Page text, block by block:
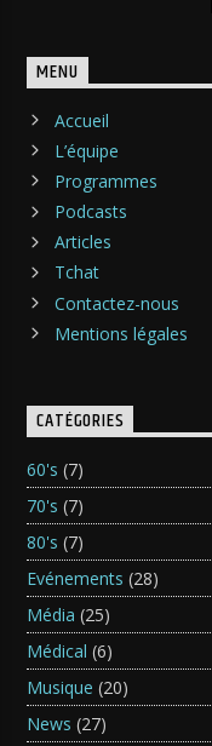
MENU
Accueil
L’équipe
Programmes
Podcasts
Articles
Tchat
Contactez-nous
Mentions légales
CATÉGORIES
60's (7)
70's (7)
80's (7)
Evénements (28)
Média (25)
Médical (6)
Musique (20)
News (27)